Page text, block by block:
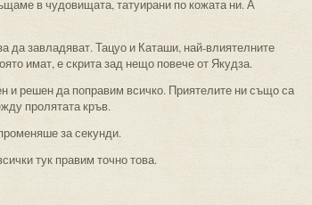
в чудовищата, татуирани по кожата ни. А
да завладяват. Тацуо и Каташи, най-влиятелните
имат, е скрита зад нещо повече от Якудза.
и решен да поправим всичко. Приятелите ни също са
пролятата кръв.
за секунди.
тук правим точно това.